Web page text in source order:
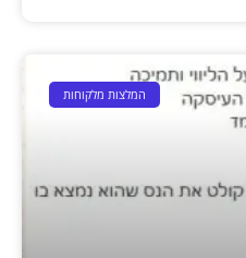
המלצות מלקוחות